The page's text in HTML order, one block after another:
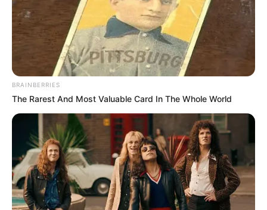
Kim Ok Vin
BRAINBERRIES
The Rarest And Most Valuable Card In The Whole World